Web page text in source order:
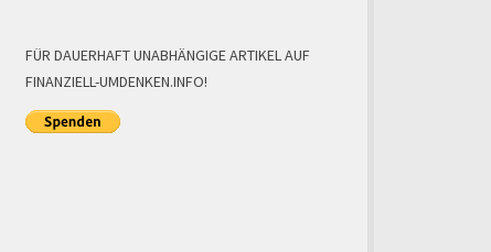
FÜR DAUERHAFT UNABHÄNGIGE ARTIKEL AUF
FINANZIELL-UMDENKEN.INFO!